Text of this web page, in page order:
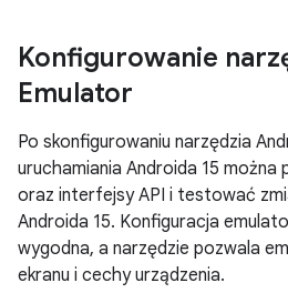
Konfigurowanie
Emulator
Po skonfigurowaniu narzędzia
uruchamiania Androida 15 można
oraz interfejsy API i testować
Androida 15. Konfiguracja
wygodna, a narzędzie pozwala
ekranu i cechy urządzenia.